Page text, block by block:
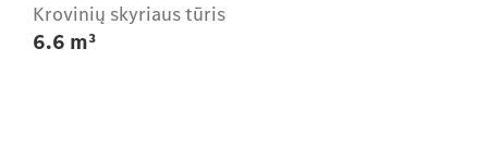
Krovinių skyriaus tūris
6.6 m³